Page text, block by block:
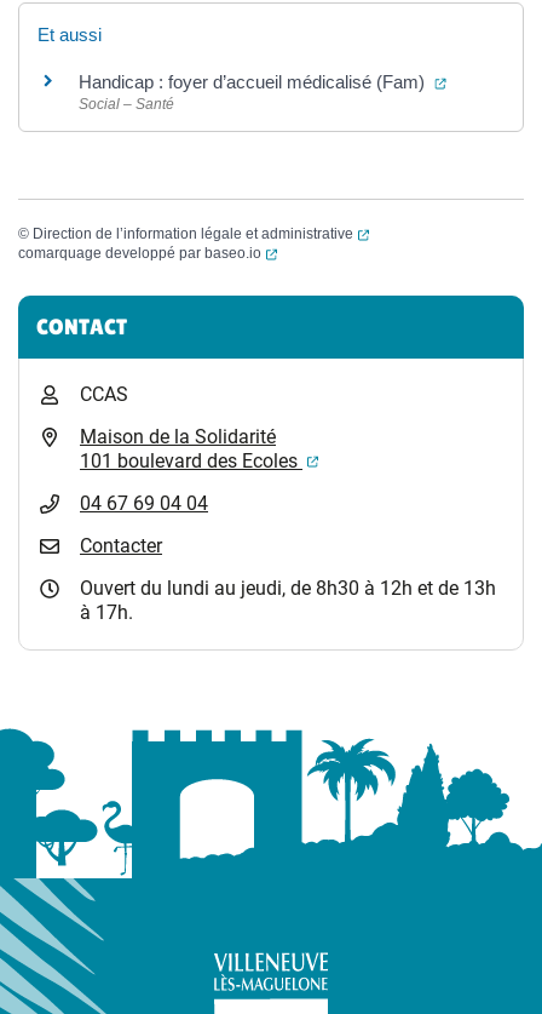
Et aussi
Handicap : foyer d’accueil médicalisé (Fam) (ouverture
Social – Santé
© Direction de l’information légale et administrative
(ouverture dans un
comarquage developpé par baseo.io (ouverture dans un nouvel onglet)
Informations complémentaires
CONTACT
CCAS
Maison de la Solidarité
101 boulevard des Ecoles
(ouverture dans un
04 67 69 04 04
Contacter
Ouvert du lundi au jeudi, de 8h30 à 12h et de 13h
à 17h.